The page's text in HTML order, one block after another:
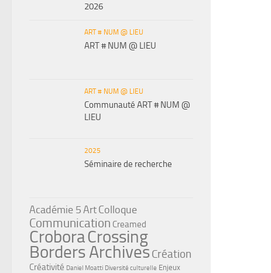
2026
ART # NUM @ LIEU
ART # NUM @ LIEU
ART # NUM @ LIEU
Communauté ART # NUM @
LIEU
2025
Séminaire de recherche
Académie 5ArtColloque
Communication Creamed
CroboraCrossing
Borders ArchivesCréation
Créativité Daniel Moatti Diversité culturelle Enjeux